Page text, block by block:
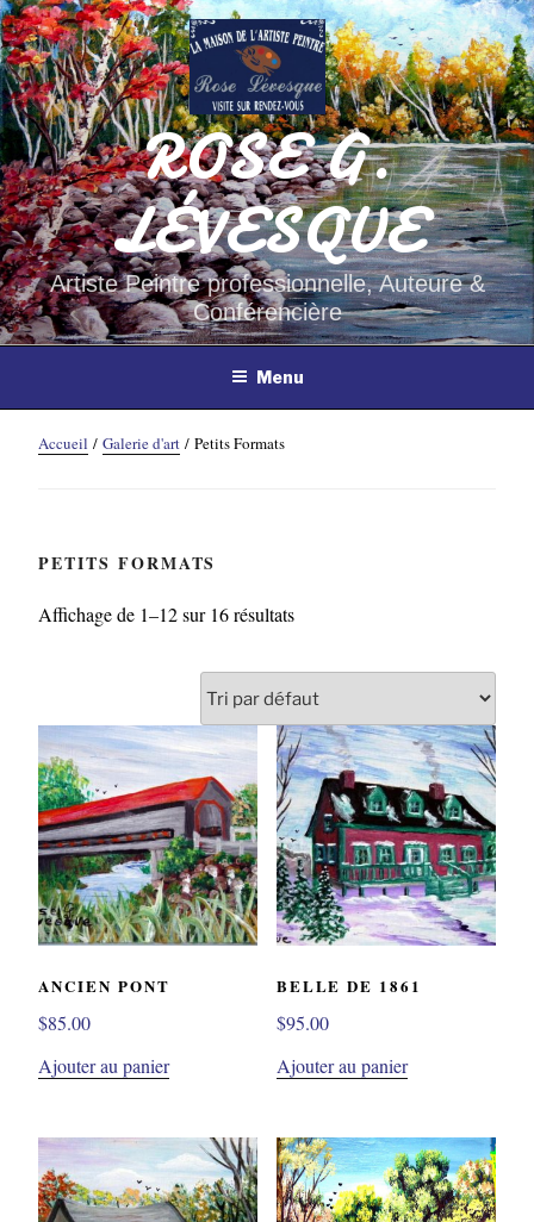
Aller
au
contenu
principal
ROSE G.
LÉVESQUE
Artiste Peintre professionnelle, Auteure &
Conférencière
Menu
Accueil / Galerie d'art / Petits Formats
PETITS FORMATS
Affichage de 1–12 sur 16 résultats
ANCIEN PONT
$85.00
Ajouter au panier
BELLE DE 1861
$95.00
Ajouter au panier